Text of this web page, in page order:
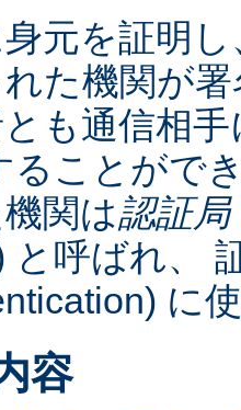
元を証明
た機関が
も通信相
ることがで
関は認証局
と呼ばれ、
に
容